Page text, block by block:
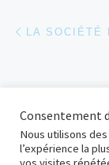
Parcourir
LA SOCIÉTÉ
Consentement
Nous utilisons
l’expérience la